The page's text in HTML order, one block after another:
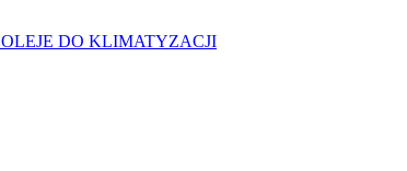
OLEJE DO KLIMATYZACJI